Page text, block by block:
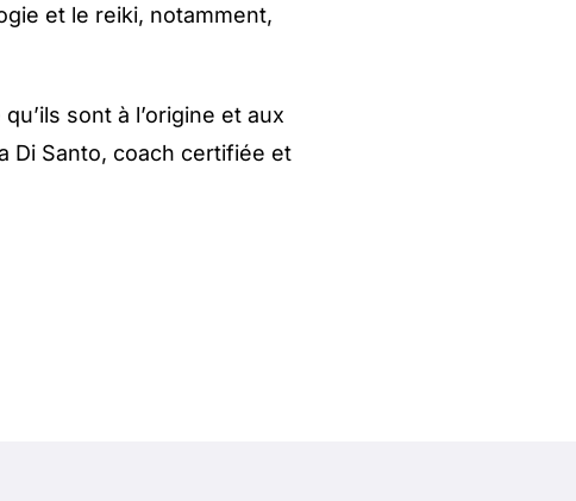
et le reiki, notamment,
sont à l’origine et aux
Di Santo, coach certifiée et